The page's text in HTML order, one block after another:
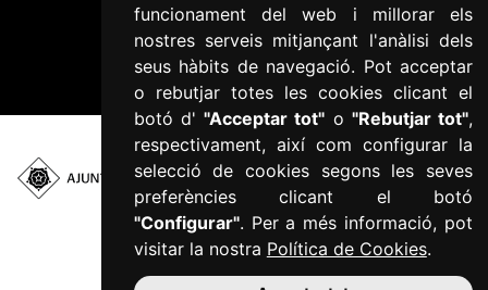
funcionament del web i millorar els
nostres serveis mitjançant l'anàlisi dels
seus hàbits de navegació. Pot acceptar
o rebutjar totes les cookies clicant el
botó d'"Acceptar tot" o "Rebutjar tot",
respectivament, així com configurar la
selecció de cookies segons les seves
preferències clicant el botó
"Configurar". Per a més informació, pot
visitar la nostra Política de Cookies.
Informació addicional RGPD
Accessibilitat
Plaça del Mercadal ·
43201 Reus
977 010 010
ajuntament@reus.cat
reus.cat